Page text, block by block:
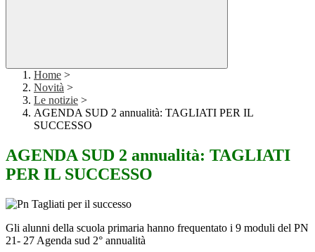
Home >
Novità >
Le notizie >
AGENDA SUD 2 annualità: TAGLIATI PER IL
SUCCESSO
AGENDA SUD 2 annualità: TAGLIATI
PER IL SUCCESSO
Gli alunni della scuola primaria hanno frequentato i 9 moduli del PN
21- 27 Agenda sud 2° annualità